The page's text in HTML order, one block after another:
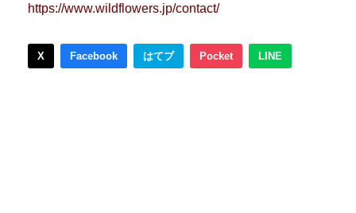
https://www.wildflowers.jp/contact/
X Facebook はてブ Pocket LINE